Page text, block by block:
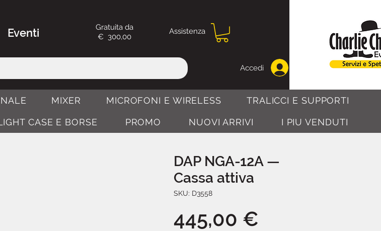
Eventi
Gratuita da
€ 300,00
Assistenza
Accedi
MIXER MICROFONI E WIRELESS TRALICCI E SUPPORTI
CASE E BORSE PROMO NUOVI ARRIVI I PIU VENDUTI
DAP NGA-12A —
Cassa attiva
SKU: D3558
445,00 €